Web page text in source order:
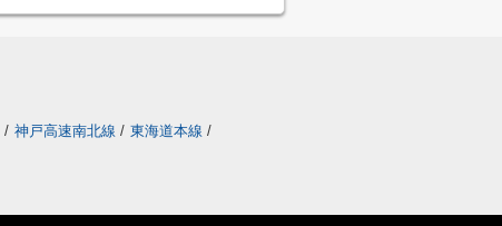
/ 神戸高速南北線 / 東海道本線 /